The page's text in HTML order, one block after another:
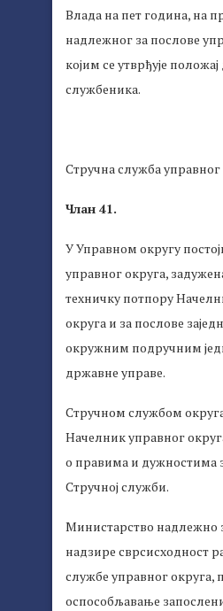
Влада на пет година, на
надлежног за послове
којим се утврђује
службеника.
Стручна служба управног
Члан 41.
У Управном округу
управног округа,
техничку потпору
округа и за послове
окружним подручним
државне управе.
Стручном службом
Начелник управног
о правима и дужностима
Стручној служби.
Министарство надлежно
надзире сврсисходност
службе управног округа,
оспособљавање